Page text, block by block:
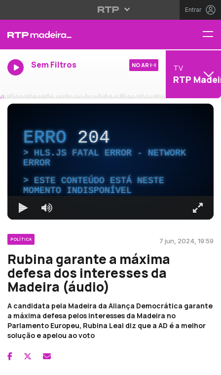
Entrar
Sem Filtros NO AR TV
RTP
ERRO204
HLS.JS FATAL ERROR - NETWORK
ERROR
ESTE CONTEÚDO ESTÁ NESTE
MOMENTO INDISPONÍVEL
POLÍTICA 7 jun, 2024, 19:59
Rubina garante a máxima
defesa dos interesses da
Madeira (áudio)
A candidata pela Madeira da Aliança Democrática garante
a máxima defesa pelos interesses da Madeira no
Parlamento Europeu, Rubina Leal diz que a AD é a melhor
solução e apelou ao voto